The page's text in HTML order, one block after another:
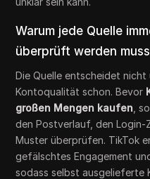
Warum jede Quelle
überprüft werden muss
Die Quelle entscheidet nicht
Kontoqualität schon. Bevor
großen Mengen kaufen ,
den Postverlauf, den Login-
Muster überprüfen. TikTok
gefälschtes Engagement
sodass selbst ausgelieferte